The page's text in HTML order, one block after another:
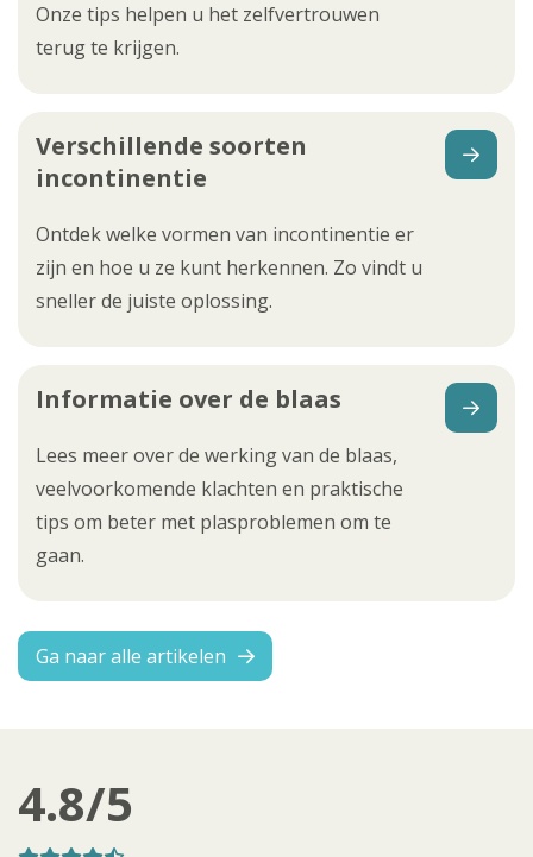
Onze tips helpen u het zelfvertrouwen
terug te krijgen.
Verschillende soorten
incontinentie
Ontdek welke vormen van incontinentie er
zijn en hoe u ze kunt herkennen. Zo vindt u
sneller de juiste oplossing.
Informatie over de blaas
Lees meer over de werking van de blaas,
veelvoorkomende klachten en praktische
tips om beter met plasproblemen om te
gaan.
Ga naar alle artikelen
4.8/5